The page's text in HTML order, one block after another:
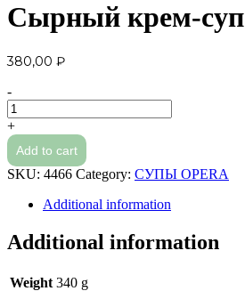
Сырный крем-суп
380,00 ₽
-
Сырный
крем-
суп
quantity
+
Add to cart
SKU: 4466 Category: СУПЫ OPERA
Additional information
Additional information
Weight 340 g